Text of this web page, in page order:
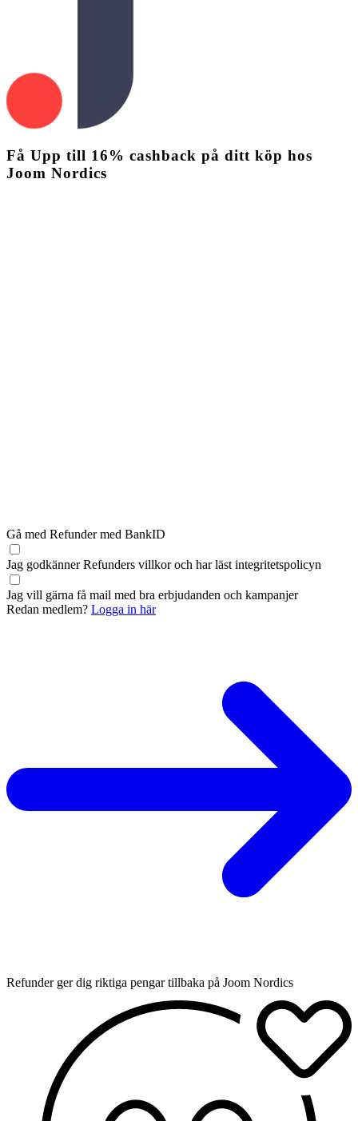
Få Upp till 16% cashback på ditt köp hos
Joom Nordics
Gå med Refunder med BankID
Jag godkänner Refunders villkoroch har läst integritetspolicyn
Jag vill gärna få mail med bra erbjudanden och kampanjer
Redan medlem? Logga in här
Refunder ger dig riktiga pengar tillbaka på Joom Nordics